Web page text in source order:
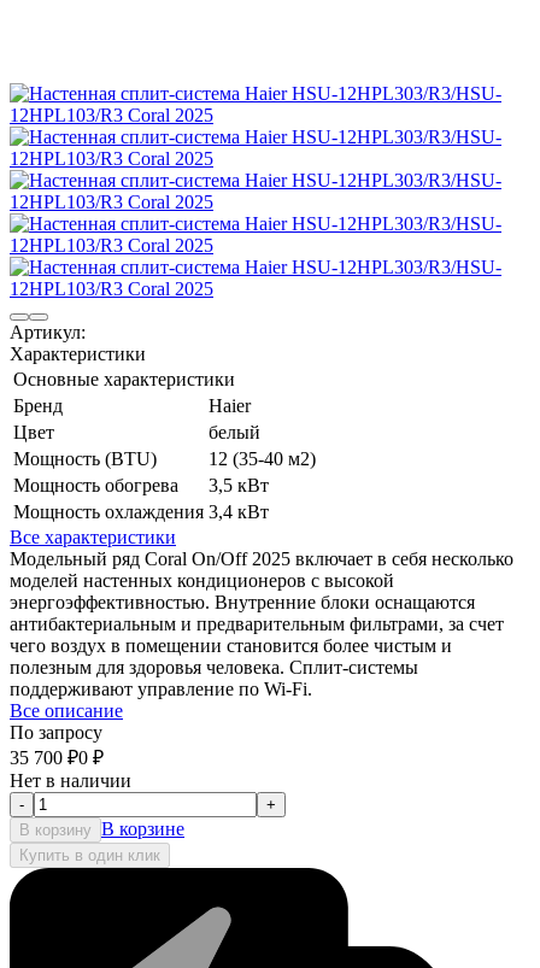
Артикул:
Характеристики
Основные характеристики
Бренд
Haier
Цвет
белый
Мощность (BTU)
12 (35-40 м2)
Мощность обогрева
3,5 кВт
Мощность охлаждения 3,4 кВт
Все характеристики
Модельный ряд Coral On/Off 2025 включает в себя несколько
моделей настенных кондиционеров с высокой
энергоэффективностью. Внутренние блоки оснащаются
антибактериальным и предварительным фильтрами, за счет
чего воздух в помещении становится более чистым и
полезным для здоровья человека. Сплит-системы
поддерживают управление по Wi-Fi.
Все описание
По запросу
35 700 ₽0 ₽
Нет в наличии
-
+
В корзину В корзине
Купить в один клик